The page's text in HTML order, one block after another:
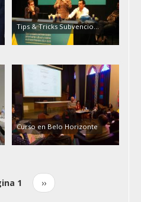
Tips & Tricks Subvencio...
Curso en Belo Horizonte
1
Siguiente
página
››